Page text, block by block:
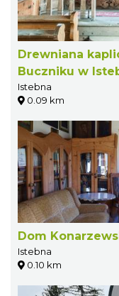
Drewniana
Buczniku w
Istebna
0.09 km
Dom
Istebna
0.10 km